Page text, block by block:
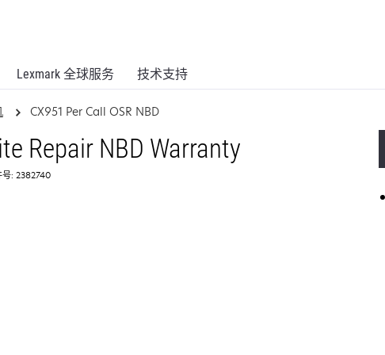
Lexmark 全球服务 技术支持
CX951 Per Call OSR NBD
Repair NBD Warranty
号: 2382740